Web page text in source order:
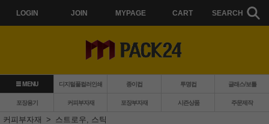
LOGIN JOIN MYPAGE CART SEARCH
MENU 디지털풀컬러인쇄 종이컵 투명컵 글래스/보틀
포장용기 커피부자재 포장부자재 시즌상품
주문제작
커피부자재
스트로우, 스틱